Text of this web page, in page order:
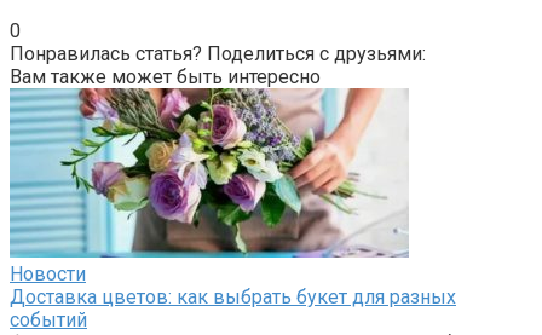
0
Понравилась статья? Поделиться с друзьями:
Вам также может быть интересно
Новости
Доставка цветов: как выбрать букет для разных
событий